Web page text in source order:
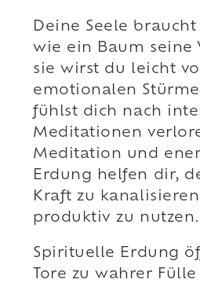
Deine Seele
wie ein Baum seine
sie wirst du leicht
emotionalen
fühlst dich nach
Meditationen
Meditation und
Erdung helfen dir,
Kraft zu
produktiv zu nutzen.
Spirituelle Erdung
Tore zu wahrer